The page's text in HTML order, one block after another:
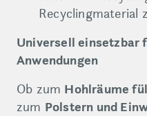
Recyclingmaterial
Universell einsetzbar
Anwendungen
Ob zum Hohlräume
zum Polstern und